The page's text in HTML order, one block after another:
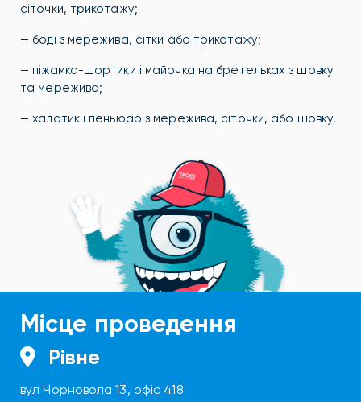
сіточки, трикотажу;
— боді з мережива, сітки або трикотажу;
— піжамка-шортики і майочка на бретельках з шовку
та мережива;
— халатик і пеньюар з мережива, сіточки, або шовку.
Місце проведення
Рівне
вул Чорновола 13, офіс 418